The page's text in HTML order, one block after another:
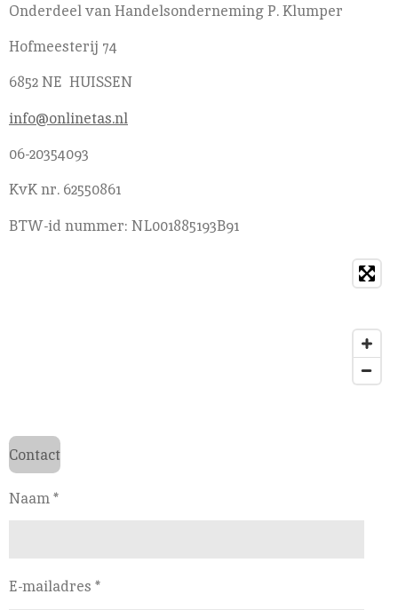
o
k
g
a
A
p
Onderdeel van Handelsonderneming P. Klumper
Hofmeesterij 74
6852 NE HUISSEN
info@onlinetas.nl
06-20354093
KvK nr. 62550861
BTW-id nummer: NL001885193B91
Contact
Naam *
E-mailadres *